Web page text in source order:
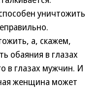
уничтожить
а, скажем,
обаяния в глазах
в глазах мужчин. И
женщина может